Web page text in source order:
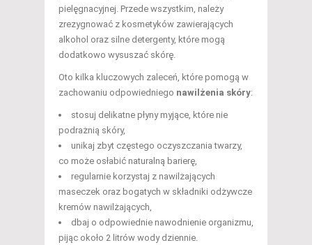
pielęgnacyjnej. Przede wszystkim, należy
zrezygnować z kosmetyków zawierających
alkohol oraz silne detergenty, które mogą
dodatkowo wysuszać skórę.
Oto kilka kluczowych zaleceń, które pomogą w
zachowaniu odpowiedniego nawilżenia skóry:
stosuj delikatne płyny myjące, które nie
podrażnią skóry,
unikaj zbyt częstego oczyszczania twarzy,
co może osłabić naturalną barierę,
regularnie korzystaj z nawilżających
maseczek oraz bogatych w składniki odżywcze
kremów nawilżających,
dbaj o odpowiednie nawodnienie organizmu,
pijąc około 2 litrów wody dziennie.